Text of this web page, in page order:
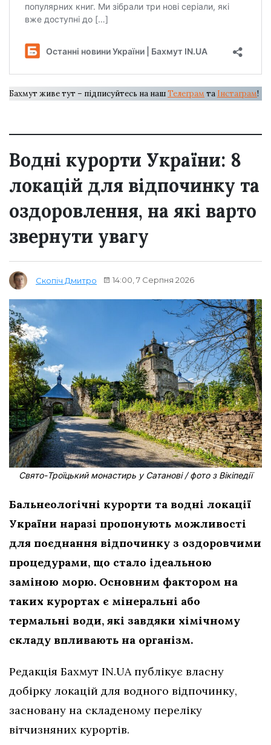
Бахмут живе тут – підписуйтесь на нашТелеграм та Інстаграм!
Водні курорти України: 8
локацій для відпочинку та
оздоровлення, на які варто
звернути увагу
Скопіч Дмитро 14:00, 7 Серпня 2026
Свято-Троїцький монастирь у Сатанові / фото з Вікіпедії
Бальнеологічні курорти та водні локації
України наразі пропонують можливості
для поєднання відпочинку з оздоровчими
процедурами, що стало ідеальною
заміною морю. Основним фактором на
таких курортах є мінеральні або
термальні води, які завдяки хімічному
складу впливають на організм.
Редакція Бахмут IN.UA публікує власну
добірку локацій для водного відпочинку,
засновану на складеному переліку
вітчизняних курортів.